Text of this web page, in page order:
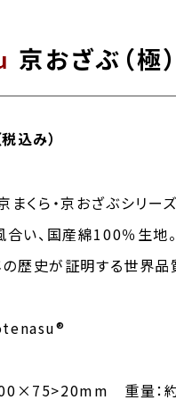
京おざぶ（極
税込み）
くら・京おざぶシリー
い、国産綿100％生地。
歴史が証明する世界品
重量：